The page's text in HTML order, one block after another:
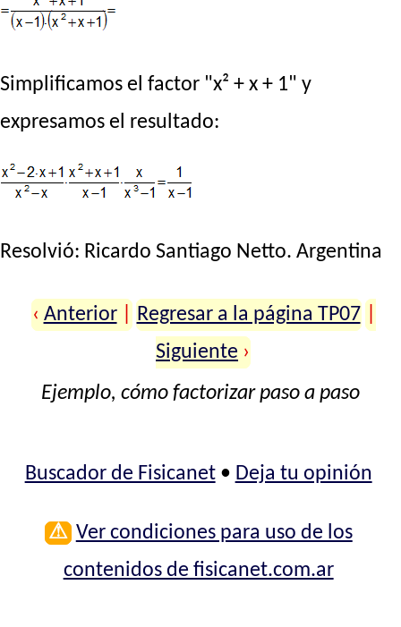
Simplificamos el factor "x² + x + 1" y
expresamos el resultado:
Resolvió: Ricardo Santiago Netto. Argentina
‹ Anterior Regresar a la página TP07
Siguiente ›
Ejemplo, cómo factorizar paso a paso
Buscador de Fisicanet• Deja tu opinión
⚠ Ver condiciones para uso de los
contenidos de fisicanet.com.ar